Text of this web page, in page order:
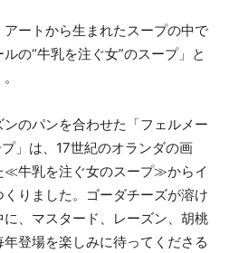
ートから生まれたスープの中で
の“牛乳を注ぐ女”のスープ」と
のパンを合わせた「フェルメー
」は、17世紀のオランダの画
≪牛乳を注ぐ女のスープ≫からイ
りました。ゴーダチーズが溶け
、マスタード、レーズン、胡桃
登場を楽しみに待ってくださる